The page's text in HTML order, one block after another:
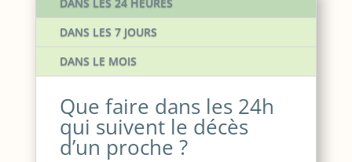
DANS LES 7 JOURS
DANS LE MOIS
Que faire dans les 24h
qui suivent le décès
d’un proche ?